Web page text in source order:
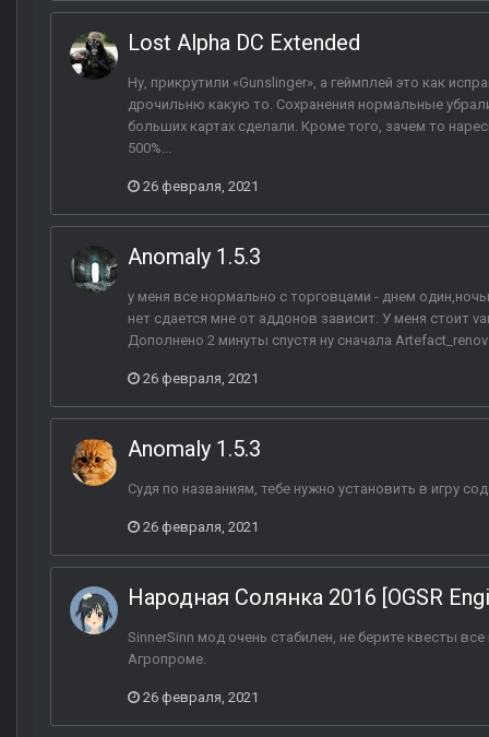
Lost Alpha DC Extended
Ну, прикрутили «Gunslinger», а геймплей это как
дрочильню какую то. Сохранения нормальные
больших картах сделали. Кроме того, зачем то
500%...
26 февраля, 2021
Anomaly 1.5.3
у меня все нормально с торговцами - днем
нет сдается мне от аддонов зависит. У меня стоит
Дополнено 2 минуты спустя ну сначала
26 февраля, 2021
Anomaly 1.5.3
Судя по названиям, тебе нужно установить в игру
26 февраля, 2021
Народная Солянка 2016 [OGSR
SinnerSinn мод очень стабилен, не берите квесты
Агропроме.
26 февраля, 2021